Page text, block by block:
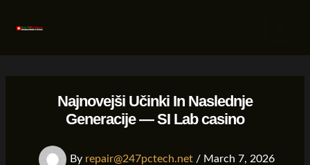
Najnovejši Učinki In Naslednje
Generacije — SI Lab casino
By repair@247pctech.net / March 7, 2026